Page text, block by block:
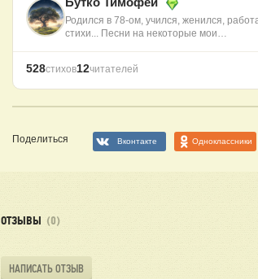
Родился в 78-ом, учился, женился,
стихи... Песни на некоторые мои…
528стихов12читателей
Поделиться Вконтакте Одноклассники
ОТЗЫВЫ (0)
НАПИСАТЬ ОТЗЫВ